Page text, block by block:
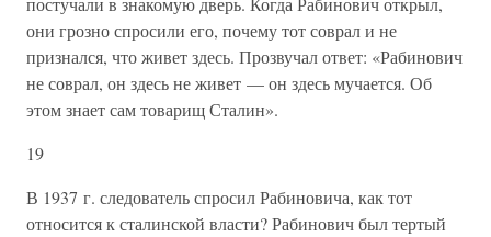
они грозно спросили его, почему тот соврал и не
признался, что живет здесь. Прозвучал ответ: «Рабинович
не соврал, он здесь не живет — он здесь мучается. Об
этом знает сам товарищ Сталин».
19
В 1937 г. следователь спросил Рабиновича, как тот
относится к сталинской власти? Рабинович был тертый